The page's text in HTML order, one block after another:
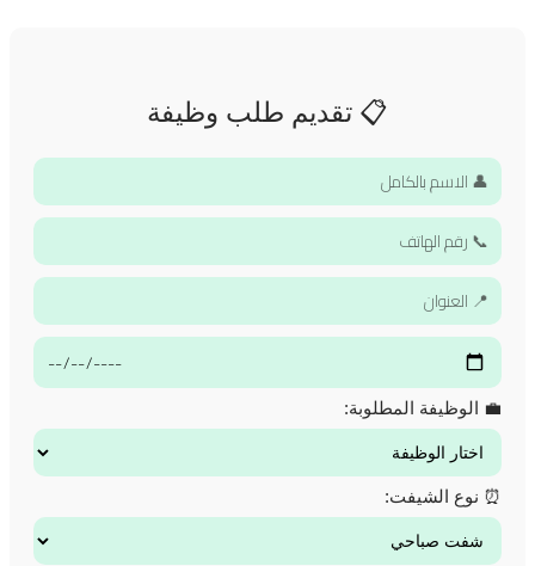
📋 تقديم طلب وظيفة
💼 الوظيفة المطلوبة:
⏰ نوع الشيفت: